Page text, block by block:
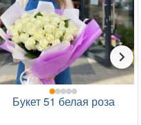
Букет 51 белая роза